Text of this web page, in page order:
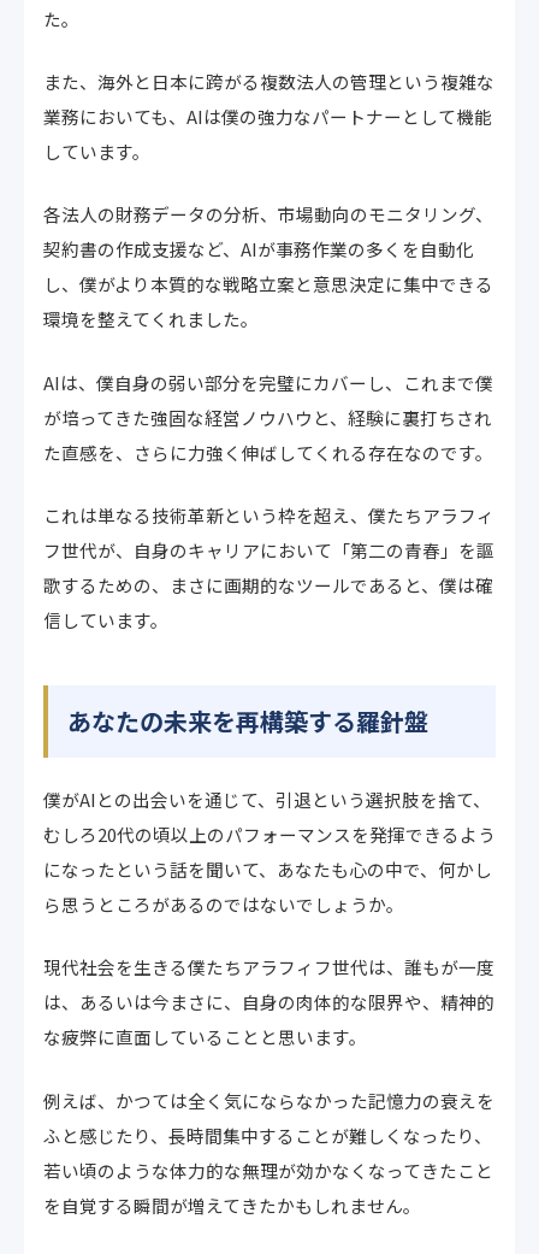
た。
また、海外と日本に跨がる複数法人の管理という複雑な
業務においても、AIは僕の強力なパートナーとして機能
しています。
各法人の財務データの分析、市場動向のモニタリング、
契約書の作成支援など、AIが事務作業の多くを自動化
し、僕がより本質的な戦略立案と意思決定に集中できる
環境を整えてくれました。
AIは、僕自身の弱い部分を完璧にカバーし、これまで僕
が培ってきた強固な経営ノウハウと、経験に裏打ちされ
た直感を、さらに力強く伸ばしてくれる存在なのです。
これは単なる技術革新という枠を超え、僕たちアラフィ
フ世代が、自身のキャリアにおいて「第二の青春」を謳
歌するための、まさに画期的なツールであると、僕は確
信しています。
あなたの未来を再構築する羅針盤
僕がAIとの出会いを通じて、引退という選択肢を捨て、
むしろ20代の頃以上のパフォーマンスを発揮できるよう
になったという話を聞いて、あなたも心の中で、何かし
ら思うところがあるのではないでしょうか。
現代社会を生きる僕たちアラフィフ世代は、誰もが一度
は、あるいは今まさに、自身の肉体的な限界や、精神的
な疲弊に直面していることと思います。
例えば、かつては全く気にならなかった記憶力の衰えを
ふと感じたり、長時間集中することが難しくなったり、
若い頃のような体力的な無理が効かなくなってきたこと
を自覚する瞬間が増えてきたかもしれません。